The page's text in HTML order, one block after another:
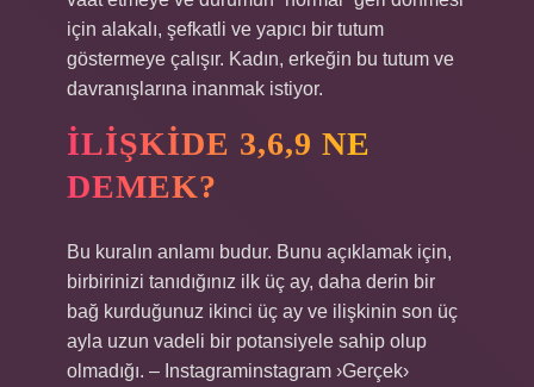
için alakalı, şefkatli ve yapıcı bir tutum
göstermeye çalışır. Kadın, erkeğin bu tutum ve
davranışlarına inanmak istiyor.
İLIŞKIDE 3,6,9 NE
DEMEK?
Bu kuralın anlamı budur. Bunu açıklamak için,
birbirinizi tanıdığınız ilk üç ay, daha derin bir
bağ kurduğunuz ikinci üç ay ve ilişkinin son üç
ayla uzun vadeli bir potansiyele sahip olup
olmadığı. – Instagraminstagram ›Gerçek›